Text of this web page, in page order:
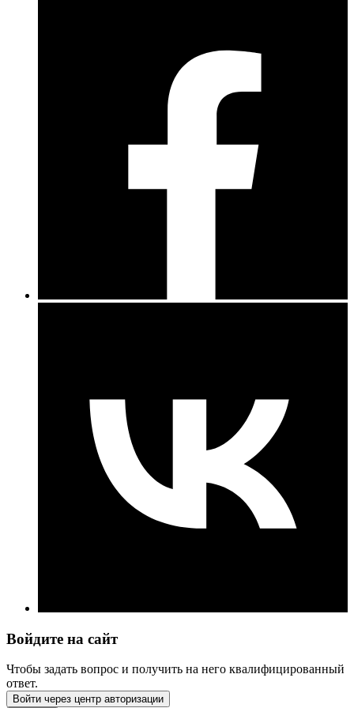
Войдите на сайт
Чтобы задать вопрос и получить на него квалифицированный
ответ.
Войти через центр авторизации